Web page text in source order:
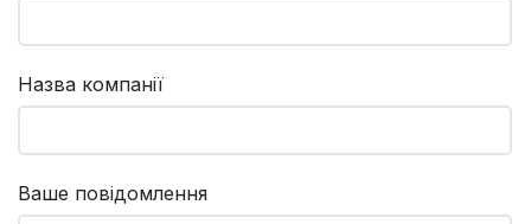
Назва компанії
Ваше повідомлення